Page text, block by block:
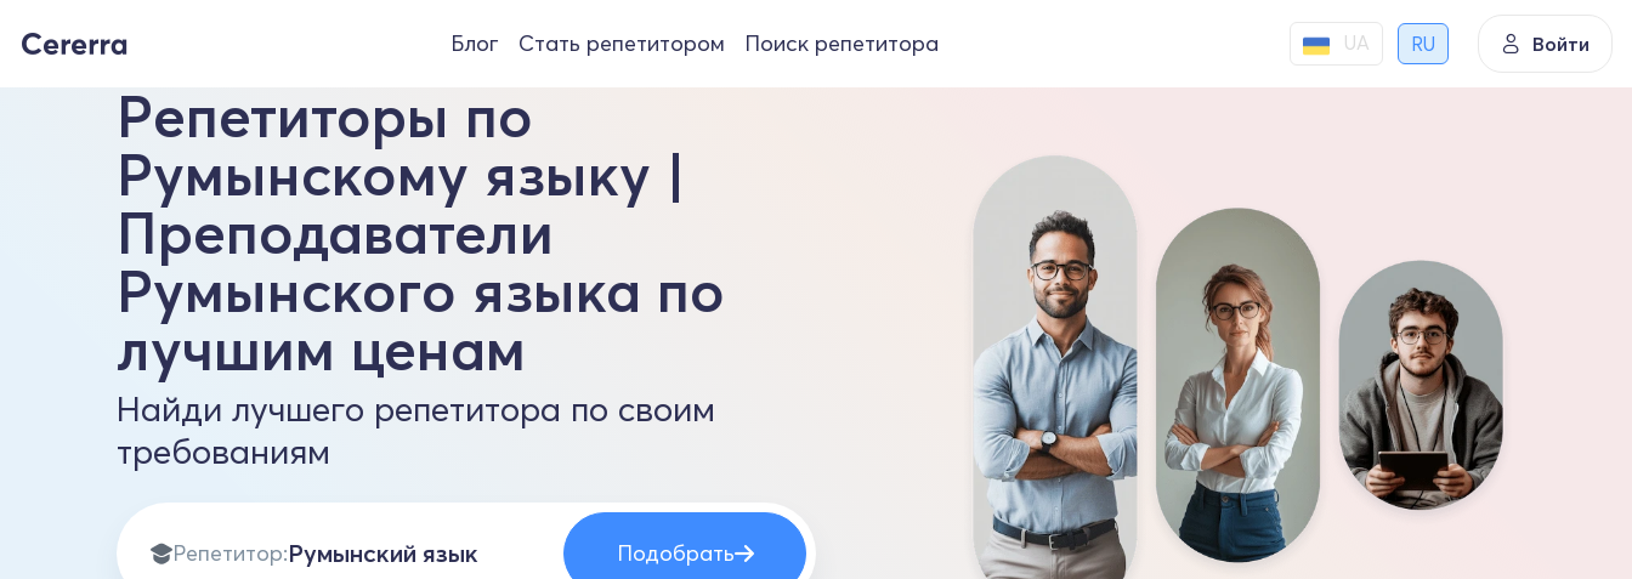
Блог Стать репетитором Поиск репетитора UA RU Войти
Репетиторы по
Румынскому языку |
Преподаватели
Румынского языка по
лучшим ценам
Найди лучшего репетитора по своим
требованиям
Репетитор: Подобрать